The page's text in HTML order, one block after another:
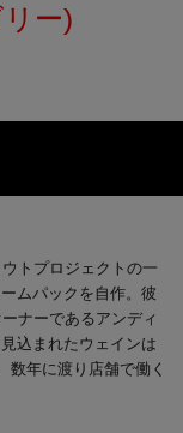
ー)
トプロジェクトの一
ムパックを自作。彼
ナーであるアンディ
込まれたウェインは
数年に渡り店舗で働く